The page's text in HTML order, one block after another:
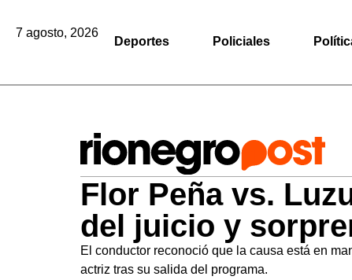
7 agosto, 2026
Deportes Policiales
Flor Peña vs.
del juicio y
El conductor reconoció que la causa está en
actriz tras su salida del programa.